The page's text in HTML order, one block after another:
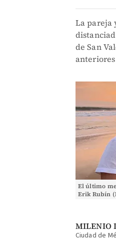
La pareja
de San
El último
Erik Rubín
MILENIO
Ciudad de